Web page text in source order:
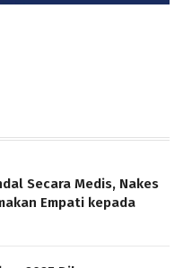
Secara Medis, Nakes
Empati kepada